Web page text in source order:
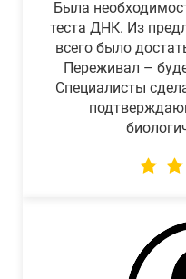
Была
теста ДНК. Из
всего было
Переживал –
Специалисты